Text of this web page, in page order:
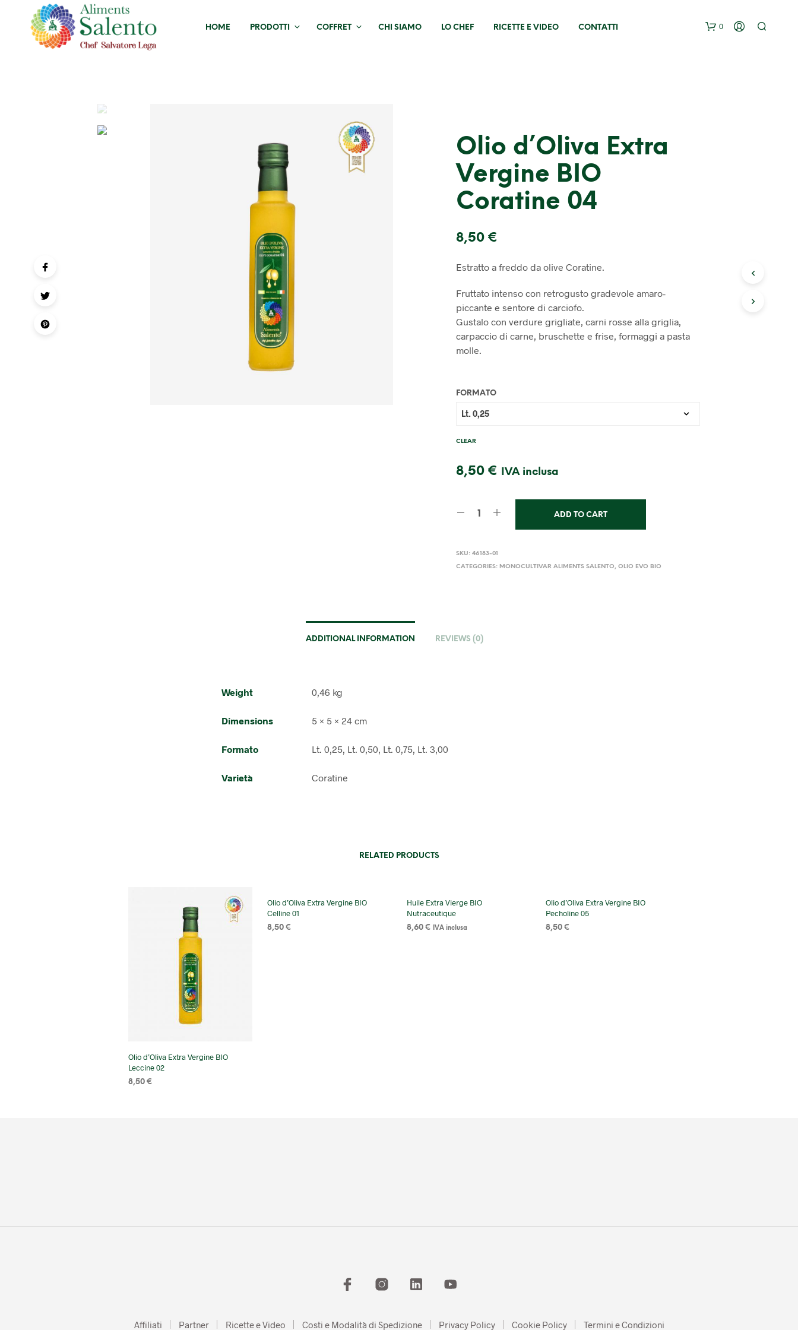
HOME PRODOTTI COFFRET CHI SIAMO LO CHEF RICETTE E VIDEO CONTATTI 0
Olio d’Oliva Extra
Vergine BIO
Coratine 04
8,50€
Estratto a freddo da olive Coratine.
Fruttato intenso con retrogusto gradevole amaro-
piccante e sentore di carciofo.
Gustalo con verdure grigliate, carni rosse alla griglia,
carpaccio di carne, bruschette e frise, formaggi a pasta
molle.
FORMATO
CLEAR
8,50€ IVA inclusa
ADD TO CART
SKU:46183-01
CATEGORIES: MONOCULTIVAR ALIMENTS SALENTO,OLIO EVO BIO
ADDITIONAL INFORMATION REVIEWS (0)
Weight 0,46 kg
Dimensions 5 × 5 × 24 cm
Formato Lt. 0,25, Lt. 0,50, Lt. 0,75, Lt. 3,00
Varietà Coratine
RELATED PRODUCTS
Olio d’Oliva Extra Vergine BIO
Leccine 02
8,50 €
Olio d’Oliva Extra Vergine BIO
Celline 01
8,50 €
Huile Extra Vierge BIO
Nutraceutique
8,60 € IVA inclusa
Olio d’Oliva Extra Vergine BIO
Pecholine 05
8,50 €
Affiliati Partner Ricette e Video Costi e Modalità di Spedizione Privacy Policy Cookie Policy Termini e Condizioni